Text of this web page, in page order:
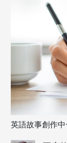
英語故事創作